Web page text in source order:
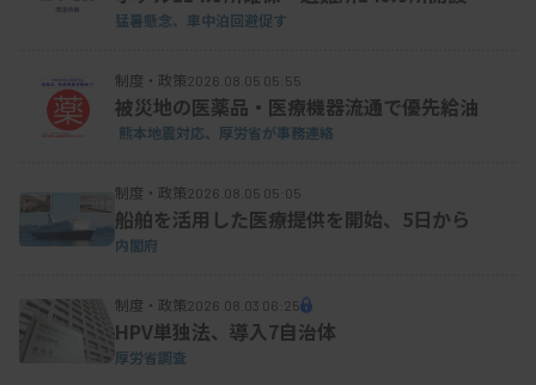
猛暑懸念、車中泊回避促す
制度・政策2026.08.05 05:55
被災地の医薬品・医療機器流通で優先給油
熊本地震対応、厚労省が事務連絡
制度・政策2026.08.05 05:05
船舶を活用した医療提供を開始、5日から
内閣府
制度・政策2026.08.03 06:25
HPV単独法、導入7自治体
厚労省調査